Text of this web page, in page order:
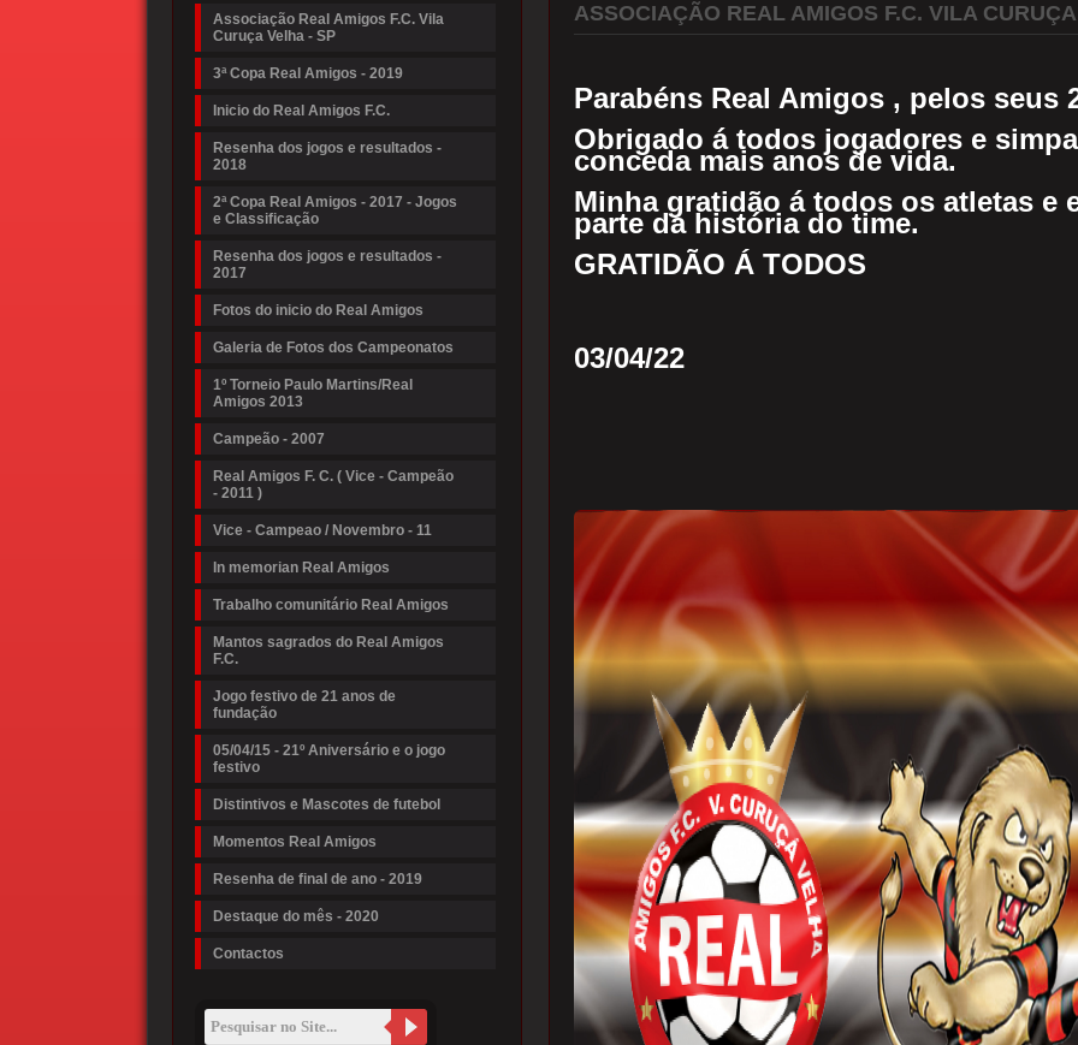
Associação Real Amigos F.C. Vila
Curuça Velha - SP
3ª Copa Real Amigos - 2019
Inicio do Real Amigos F.C.
Resenha dos jogos e resultados -
2018
2ª Copa Real Amigos - 2017 - Jogos
e Classificação
Resenha dos jogos e resultados -
2017
Fotos do inicio do Real Amigos
Galeria de Fotos dos Campeonatos
1º Torneio Paulo Martins/Real
Amigos 2013
Campeão - 2007
Real Amigos F. C. ( Vice - Campeão
- 2011 )
Vice - Campeao / Novembro - 11
In memorian Real Amigos
Trabalho comunitário Real Amigos
Mantos sagrados do Real Amigos
F.C.
Jogo festivo de 21 anos de
fundação
05/04/15 - 21º Aniversário e o jogo
festivo
Distintivos e Mascotes de futebol
Momentos Real Amigos
Resenha de final de ano - 2019
Destaque do mês - 2020
Contactos
ASSOCIAÇÃO REAL AMIGOS F.C. VILA
Parabéns Real Amigos , pelos seus
Obrigado á todos jogadores e
conceda mais anos de vida.
Minha gratidão á todos os atletas e
parte da história do time.
GRATIDÃO Á TODOS
03/04/22